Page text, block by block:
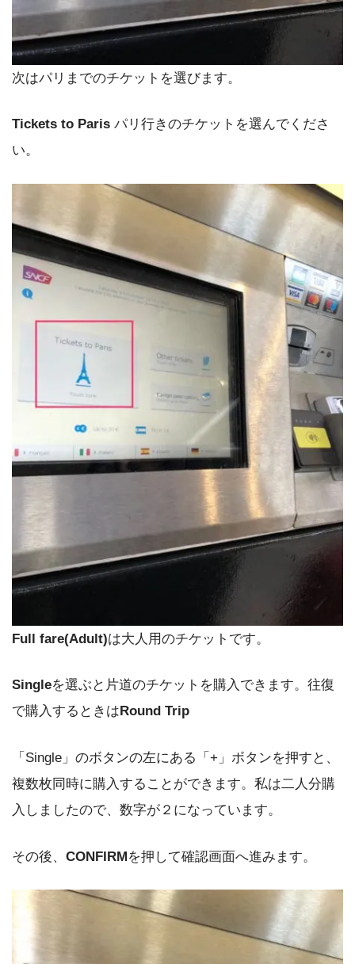
次はパリまでのチケットを選びます。
Tickets to Paris パリ行きのチケットを選んでくださ
い。
Full fare(Adult)は大人用のチケットです。
Singleを選ぶと片道のチケットを購入できます。往復
で購入するときは Round Trip
「Single」のボタンの左にある「+」ボタンを押すと、
複数枚同時に購入することができます。私は二人分購
入しましたので、数字が２になっています。
その後、 CONFIRMを押して確認画面へ進みます。